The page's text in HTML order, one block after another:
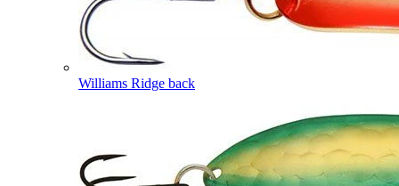
Williams Ridge back